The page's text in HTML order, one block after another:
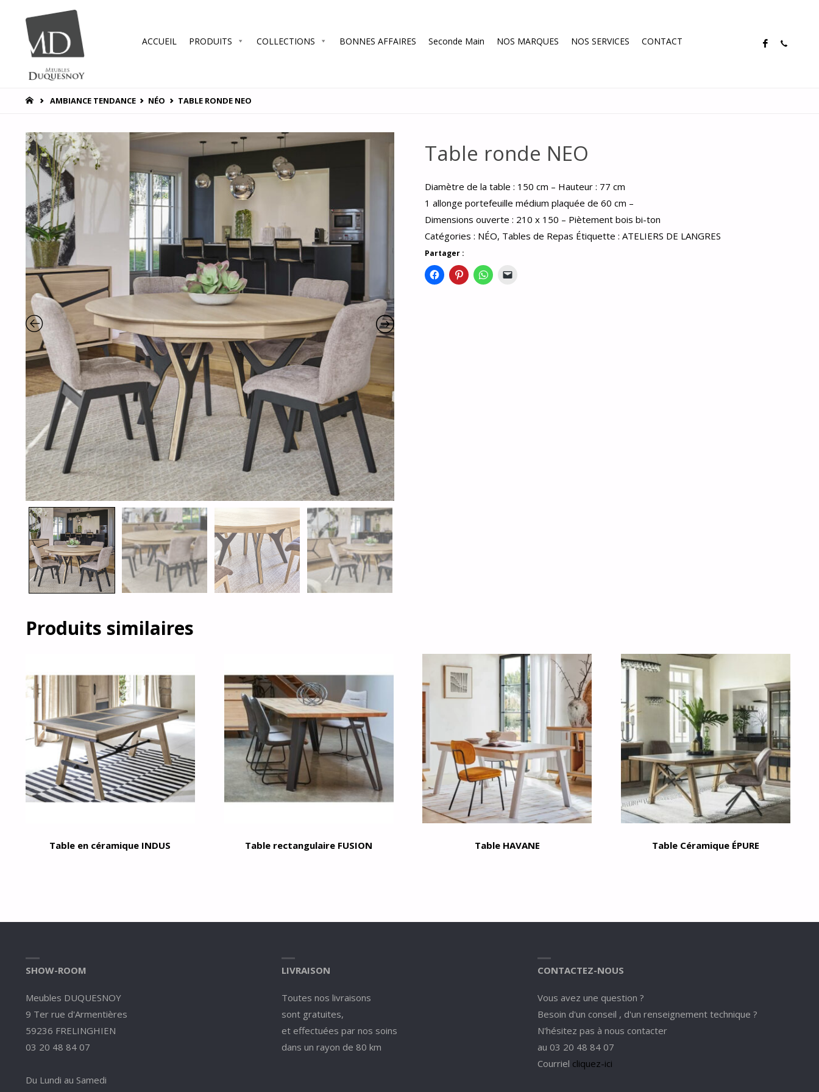
accompagner
to
ACCUEIL PRODUITS COLLECTIONS BONNES AFFAIRES Seconde Main NOS MARQUES NOS SERVICES CONTACT
HOMEAMBIANCE TENDANCE NÉO TABLE RONDE NEO
Table ronde NEO
Diamètre de la table : 150 cm – Hauteur : 77 cm
1 allonge portefeuille médium plaquée de 60 cm –
Dimensions ouverte : 210 x 150 – Piètement bois bi-ton
Catégories : NÉO, Tables de Repas Étiquette :ATELIERS DE LANGRES
Partager :
Produits similaires
Table en céramique INDUS Table rectangulaire FUSION Table HAVANE Table Céramique ÉPURE
SHOW-ROOM
Meubles DUQUESNOY
9 Ter rue d'Armentières
59236 FRELINGHIEN
03 20 48 84 07
Du Lundi au Samedi
LIVRAISON
Toutes nos livraisons
sont gratuites,
et effectuées par nos soins
dans un rayon de 80 km
CONTACTEZ-NOUS
Vous avez une question ?
Besoin d'un conseil , d'un renseignement technique ?
N'hésitez pas à nous contacter
au 03 20 48 84 07
Courriel cliquez-ici